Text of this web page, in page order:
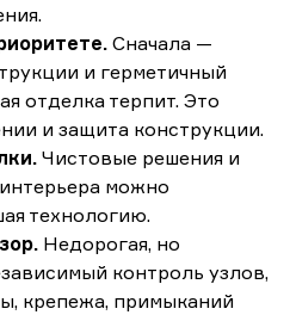
Сначала —
и герметичный
отделка терпит. Это
и защита конструкции.
Чистовые решения и
можно
технологию.
Недорогая, но
контроль узлов,
крепежа, примыканий